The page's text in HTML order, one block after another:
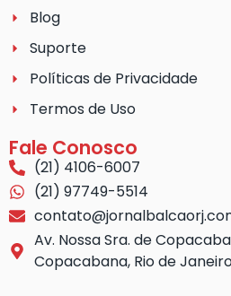
Blog
Suporte
Políticas de Privacidade
Termos de Uso
Fale Conosco
(21) 4106-6007
(21) 97749-5514
Av. Nossa Sra. de
Copacabana, Rio de